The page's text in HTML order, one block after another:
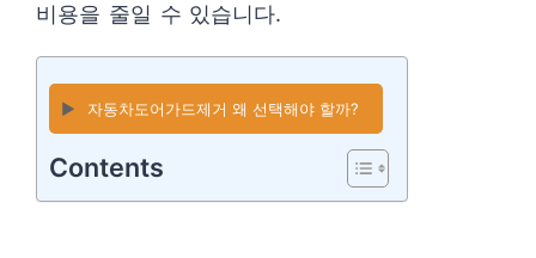
비용을 줄일 수 있습니다.
▶️ 자동차도어가드제거 왜 선택해야 할까?
Contents